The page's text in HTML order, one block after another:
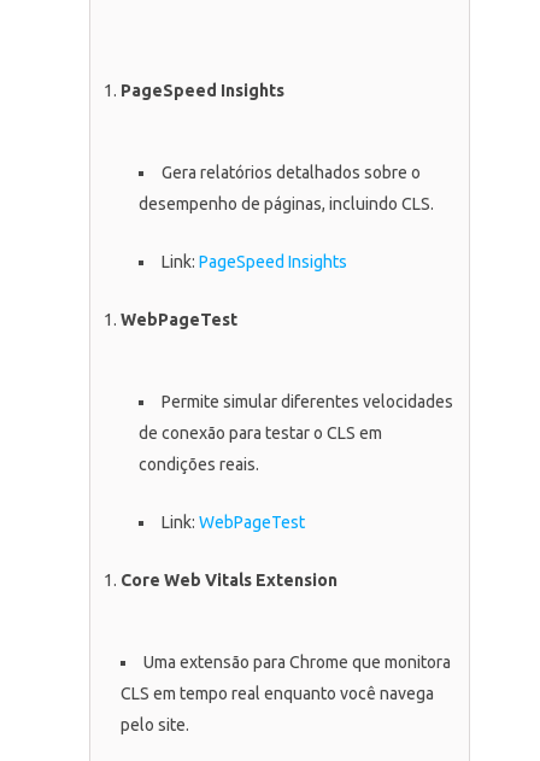
PageSpeed Insights
Gera relatórios detalhados sobre o
desempenho de páginas, incluindo CLS.
Link: PageSpeed Insights
WebPageTest
Permite simular diferentes velocidades
de conexão para testar o CLS em
condições reais.
Link: WebPageTest
Core Web Vitals Extension
Uma extensão para Chrome que monitora
CLS em tempo real enquanto você navega
pelo site.